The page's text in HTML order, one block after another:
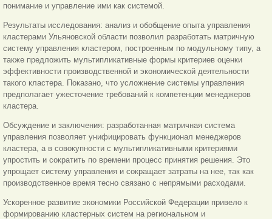
понимание и управление ими как системой.
Результаты исследования: анализ и обобщение опыта управления
кластерами Ульяновской области позволил разработать матричную
систему управления кластером, построенным по модульному типу, а
также предложить мультипликативные формы критериев оценки
эффективности производственной и экономической деятельности
такого кластера. Показано, что усложнение системы управления
предполагает ужесточение требований к компетенции менеджеров
кластера.
Обсуждение и заключения: разработанная матричная система
управления позволяет унифицировать функционал менеджеров
кластера, а в совокупности с мультипликативными критериями
упростить и сократить по времени процесс принятия решения. Это
упрощает систему управления и сокращает затраты на нее, так как
производственное время тесно связано с непрямыми расходами.
Ускоренное развитие экономики Российской Федерации привело к
формированию кластерных систем на региональном и